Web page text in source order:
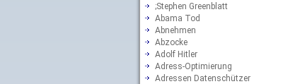
;Stephen Greenblatt
Abama Tod
Abnehmen
Abzocke
Adolf Hitler
Adress-Optimierung
Adressen Datenschützer